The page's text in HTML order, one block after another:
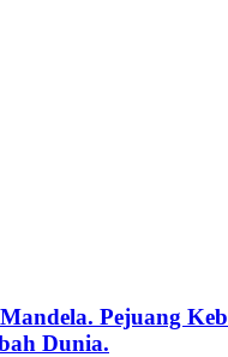
Pejuang
Dunia.